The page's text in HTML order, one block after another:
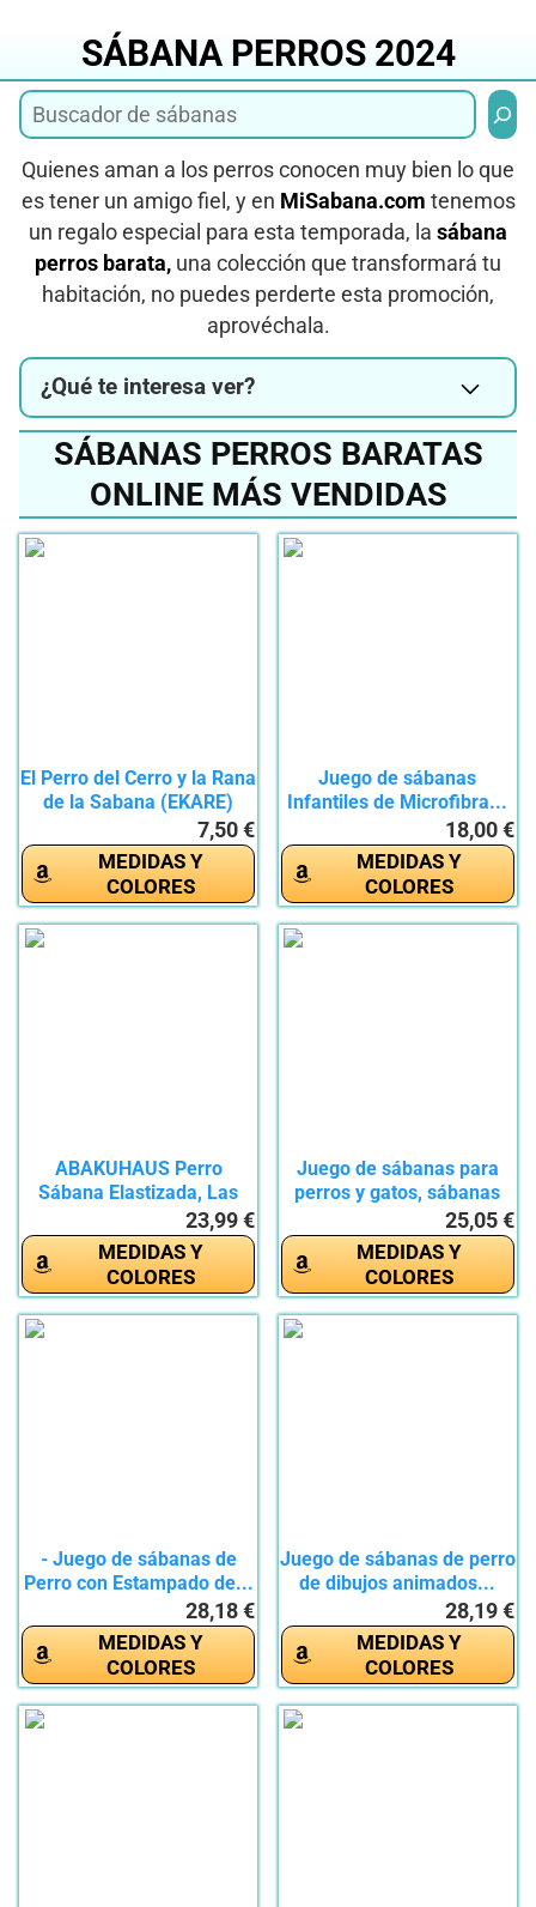
SÁBANA PERROS 2024
Quienes aman a los perros conocen muy bien lo que
es tener un amigo fiel, y en MiSabana.com tenemos
un regalo especial para esta temporada, la sábana
perros barata, una colección que transformará tu
habitación, no puedes perderte esta promoción,
aprovéchala.
¿Qué te interesa ver?
SÁBANAS PERROS BARATAS
ONLINE MÁS VENDIDAS
El Perro del Cerro y la Rana
de la Sabana (EKARE)
7,50 €
MEDIDAS Y
COLORES
Juego de sábanas
Infantiles de Microfibra...
18,00 €
MEDIDAS Y
COLORES
ABAKUHAUS Perro
Sábana Elastizada, Las
Huellas de...23,99 €
MEDIDAS Y
COLORES
Juego de sábanas para
perros y gatos, sábanas
25,05 €
MEDIDAS Y
COLORES
- Juego de sábanas de
Perro con Estampado de...
28,18 €
MEDIDAS Y
COLORES
Juego de sábanas de perro
de dibujos animados...
28,19 €
MEDIDAS Y
COLORES